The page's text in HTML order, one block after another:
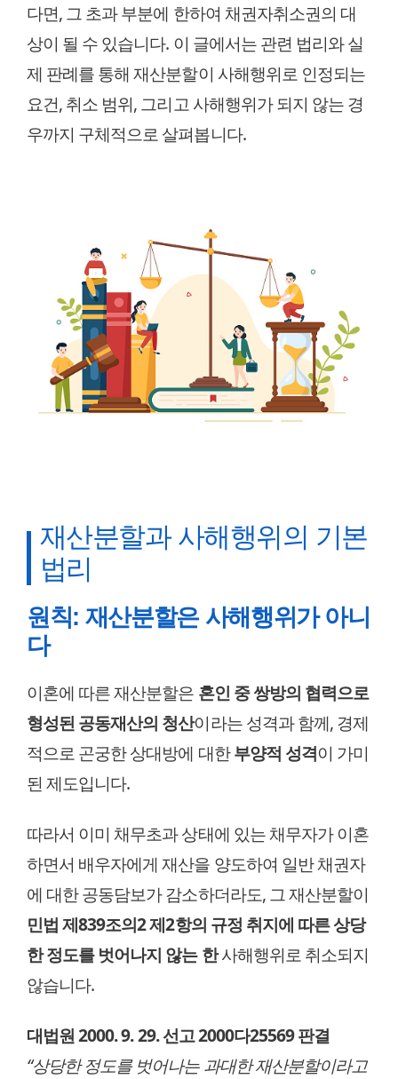
다면, 그 초과 부분에 한하여 채권자취소권의 대
상이 될 수 있습니다. 이 글에서는 관련 법리와 실
제 판례를 통해 재산분할이 사해행위로 인정되는
요건, 취소 범위, 그리고 사해행위가 되지 않는 경
우까지 구체적으로 살펴봅니다.
재산분할과 사해행위의 기본
법리
원칙: 재산분할은 사해행위가 아니
다
이혼에 따른 재산분할은 혼인 중 쌍방의 협력으로
형성된 공동재산의 청산이라는 성격과 함께, 경제
적으로 곤궁한 상대방에 대한부양적 성격이 가미
된 제도입니다.
따라서 이미 채무초과 상태에 있는 채무자가 이혼
하면서 배우자에게 재산을 양도하여 일반 채권자
에 대한 공동담보가 감소하더라도, 그 재산분할이
민법 제839조의2 제2항의 규정 취지에 따른 상당
한 정도를 벗어나지 않는 한사해행위로 취소되지
않습니다.
대법원 2000. 9. 29. 선고 2000다25569 판결
“상당한 정도를 벗어나는 과대한 재산분할이라고